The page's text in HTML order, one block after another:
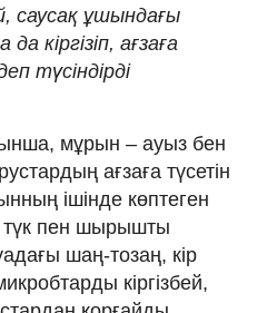
саусақ ұшындағы
кіргізіп, ағзаға
түсіндірді
мұрын – ауыз бен
ағзаға түсетін
ішінде көптеген
түк пен шырышты
шаң-тозаң, кір
кіргізбей,